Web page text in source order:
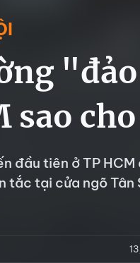
sao
đầu tiên ở TP HCM
tắc tại cửa ngõ Tân